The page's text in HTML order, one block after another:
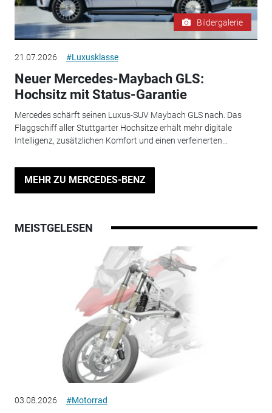
Bildergalerie
21.07.2026 #Luxusklasse
Neuer Mercedes-Maybach GLS:
Hochsitz mit Status-Garantie
Mercedes schärft seinen Luxus-SUV Maybach GLS nach. Das
Flaggschiff aller Stuttgarter Hochsitze erhält mehr digitale
Intelligenz, zusätzlichen Komfort und einen verfeinerten...
MEHR ZU MERCEDES-BENZ
MEISTGELESEN
03.08.2026 #Motorrad